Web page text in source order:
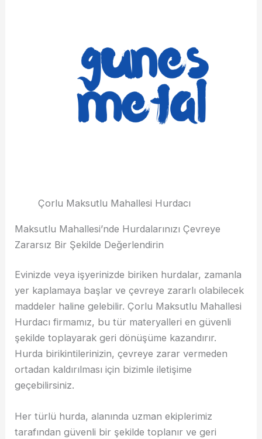
Çorlu Maksutlu Mahallesi Hurdacı
Maksutlu Mahallesi’nde Hurdalarınızı Çevreye
Zararsız Bir Şekilde Değerlendirin
Evinizde veya işyerinizde biriken hurdalar, zamanla
yer kaplamaya başlar ve çevreye zararlı olabilecek
maddeler haline gelebilir. Çorlu Maksutlu Mahallesi
Hurdacı firmamız, bu tür materyalleri en güvenli
şekilde toplayarak geri dönüşüme kazandırır.
Hurda birikintilerinizin, çevreye zarar vermeden
ortadan kaldırılması için bizimle iletişime
geçebilirsiniz.
Her türlü hurda, alanında uzman ekiplerimiz
tarafından güvenli bir şekilde toplanır ve geri